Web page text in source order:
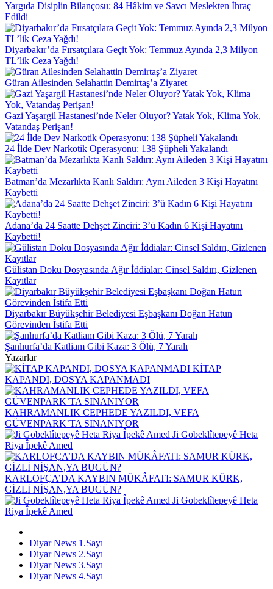
Yargıda Disiplin Bilançosu: 84 Hâkim ve Savcı Meslekten İhraç
Edildi
Diyarbakır’da Fırsatçılara Geçit Yok: Temmuz Ayında 2,3 Milyon
TL’lik Ceza Yağdı!
Güran Ailesinden Selahattin Demirtaş’a Ziyaret
Gazi Yaşargil Hastanesi’nde Neler Oluyor? Yatak Yok, Klima Yok,
Vatandaş Perişan!
24 İlde Dev Narkotik Operasyonu: 138 Şüpheli Yakalandı
Batman’da Mezarlıkta Kanlı Saldırı: Aynı Aileden 3 Kişi Hayatını
Kaybetti
Adana’da 24 Saatte Dehşet Zinciri: 3’ü Kadın 6 Kişi Hayatını
Kaybetti!
Gülistan Doku Dosyasında Ağır İddialar: Cinsel Saldırı, Gizlenen
Kayıtlar
Diyarbakır Büyükşehir Belediyesi Eşbaşkanı Doğan Hatun
Görevinden İstifa Etti
Şanlıurfa’da Katliam Gibi Kaza: 3 Ölü, 7 Yaralı
Yazarlar
KİTAP
KAPANDI, DOSYA KAPANMADI
KAHRAMANLIK CEPHEDE YAZILDI, VEFA
GÜVENPARK’TA SINANIYOR
Ji Gobeklîtepeyê Heta
Riya Îpekê Amed
KARLOFÇA’DA KAYBIN MÜKÂFATI: SAMUR KÜRK,
GİZLİ NİŞAN,YA BUGÜN?
Ji Gobeklîtepeyê Heta
Riya Îpekê Amed
Diyar News 1.Sayı
Diyar News 2.Sayı
Diyar News 3.Sayı
Diyar News 4.Sayı